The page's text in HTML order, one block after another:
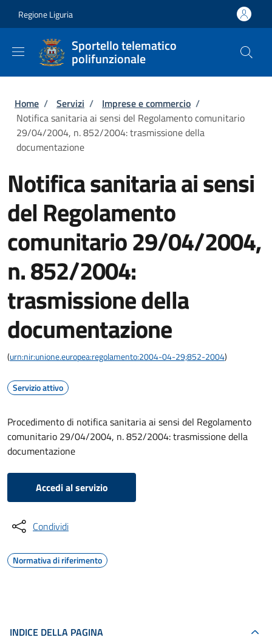
Regione Liguria
Sportello telematico
polifunzionale
Briciole di pane
Home / Servizi / Imprese e commercio /
Notifica sanitaria ai sensi del Regolamento comunitario
29/04/2004, n. 852/2004: trasmissione della
documentazione
Notifica sanitaria ai sensi
del Regolamento
comunitario 29/04/2004,
n. 852/2004:
trasmissione della
documentazione
(urn:nir:unione.europea:regolamento:2004-04-29;852-2004)
Servizio attivo
Procedimento di notifica sanitaria ai sensi del Regolamento
comunitario 29/04/2004, n. 852/2004: trasmissione della
documentazione
Accedi al servizio
Condividi
Normativa di riferimento
INDICE DELLA PAGINA